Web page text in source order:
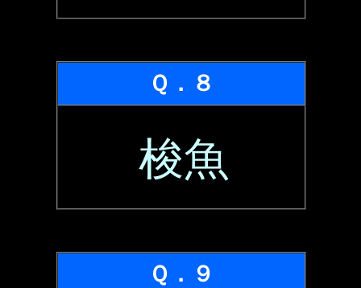
Ｑ．８
梭魚
Ｑ．９